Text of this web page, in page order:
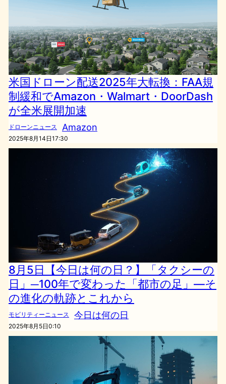
米国ドローン配送2025年大転換：FAA規
制緩和でAmazon・Walmart・DoorDash
が全米展開加速
ドローンニュース Amazon
2025年8月14日17:30
8月5日【今日は何の日？】「タクシーの
日」─100年で変わった「都市の足」―そ
の進化の軌跡とこれから
モビリティーニュース 今日は何の日
2025年8月5日0:10